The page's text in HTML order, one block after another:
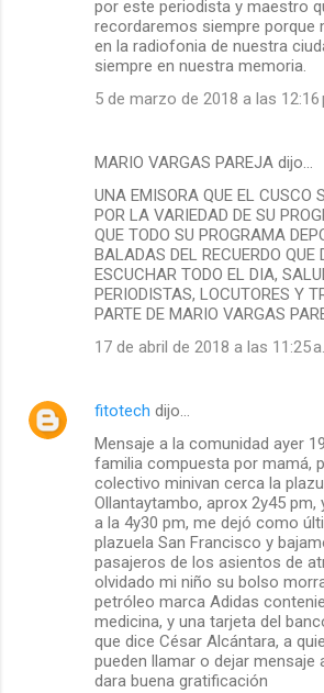
por este periodista y maestro
recordaremos siempre porque
en la radiofonia de nuestra
siempre en nuestra memoria.
5 de marzo de 2018 a las 12:16
MARIO VARGAS PAREJA dijo…
UNA EMISORA QUE EL CUSCO
POR LA VARIEDAD DE SU
QUE TODO SU PROGRAMA
BALADAS DEL RECUERDO QUE
ESCUCHAR TODO EL DIA,
PERIODISTAS, LOCUTORES Y
PARTE DE MARIO VARGAS
17 de abril de 2018 a las 11:25
fitotech dijo…
Mensaje a la comunidad ayer
familia compuesta por mamá,
colectivo minivan cerca la
Ollantaytambo, aprox 2y45 pm,
a la 4y30 pm, me dejó como
plazuela San Francisco y
pasajeros de los asientos de
olvidado mi niño su bolso
petróleo marca Adidas
medicina, y una tarjeta del
que dice César Alcántara, a
pueden llamar o dejar mensaje
dara buena gratificación